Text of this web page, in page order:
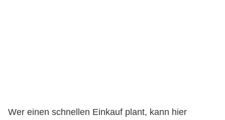
Wer einen schnellen Einkauf plant, kann hier